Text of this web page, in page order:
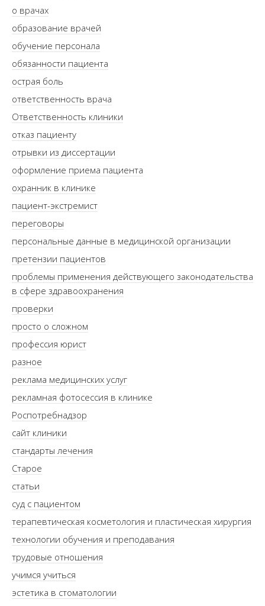
о врачах
образование врачей
обучение персонала
обязанности пациента
острая боль
ответственность врача
Ответственность клиники
отказ пациенту
отрывки из диссертации
оформление приема пациента
охранник в клинике
пациент-экстремист
переговоры
персональные данные в медицинской организации
претензии пациентов
проблемы применения действующего законодательства
в сфере здравоохранения
проверки
просто о сложном
профессия юрист
разное
реклама медицинских услуг
рекламная фотосессия в клинике
Роспотребнадзор
сайт клиники
стандарты лечения
Старое
статьи
суд с пациентом
терапевтическая косметология и пластическая хирургия
технологии обучения и преподавания
трудовые отношения
учимся учиться
эстетика в стоматологии